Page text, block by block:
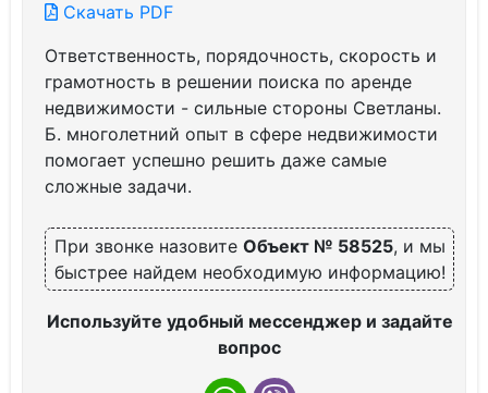
Скачать PDF
Ответственность, порядочность, скорость и
грамотность в решении поиска по аренде
недвижимости - сильные стороны Светланы.
Б. многолетний опыт в сфере недвижимости
помогает успешно решить даже самые
сложные задачи.
При звонке назовите Объект № 58525, и мы
быстрее найдем необходимую информацию!
Используйте удобный мессенджер и задайте
вопрос